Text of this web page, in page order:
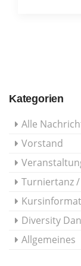
Kategorien
Alle
Vorstand
Turniertanz /
Diversity
Allgemeines